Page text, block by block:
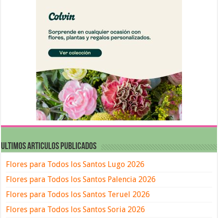
ULTIMOS ARTICULOS PUBLICADOS
Flores para Todos los Santos Lugo 2026
Flores para Todos los Santos Palencia 2026
Flores para Todos los Santos Teruel 2026
Flores para Todos los Santos Soria 2026